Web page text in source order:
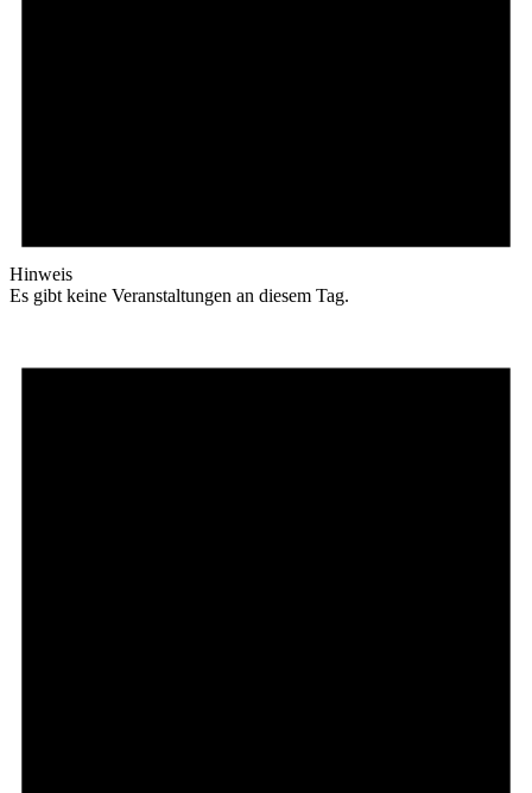
Hinweis
Es gibt keine Veranstaltungen an diesem Tag.